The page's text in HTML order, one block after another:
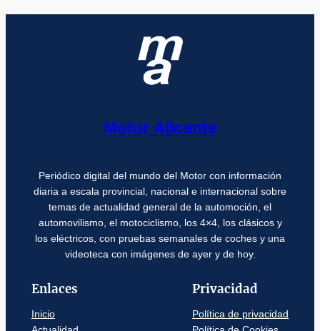
Motor Alicante
Periódico digital del mundo del Motor con información
diaria a escala provincial, nacional e internacional sobre
temas de actualidad general de la automoción, el
automovilismo, el motociclismo, los 4×4, los clásicos y
los eléctricos, con pruebas semanales de coches y una
videoteca con imágenes de ayer y de hoy.
Enlaces
Inicio
Privacidad
Política de privacidad